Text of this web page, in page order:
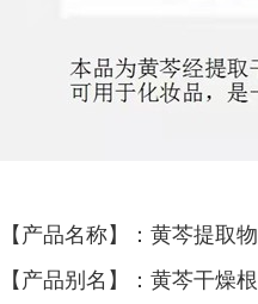
【产品名称】：黄芩提取物
【产品别名】： 黄芩干燥根